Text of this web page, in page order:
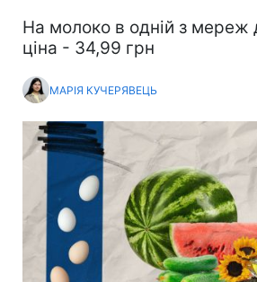
На молоко в одній з мереж
ціна - 34,99 грн
МАРІЯ КУЧЕРЯВЕЦЬ